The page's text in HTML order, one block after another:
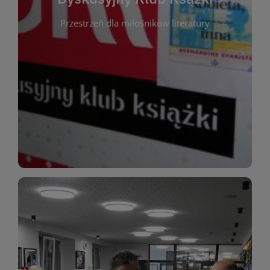
Przestrzeń dla miłośników literatury
Dyskusyjny Klub Ksążki
Dyskusyjny Klub Książki to przestrzeń dla
miłośników literatury, którzy lubią dzielić się
opiniami i emocjami po lekturze. Spotykamy się
regularnie, by rozmawiać o wybranych tytułach z
różnych gatunków literackich. Każde spotkanie to
okazja do inspirującej dyskusji, wymiany
miłośników estetycznych doznań!
WIĘCEJ